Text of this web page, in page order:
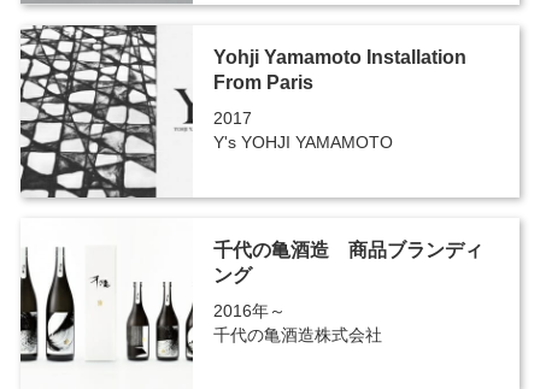
Yohji Yamamoto Installation
From Paris
2017
Y's YOHJI YAMAMOTO
千代の亀酒造 商品ブランディ
ング
2016年～
千代の亀酒造株式会社